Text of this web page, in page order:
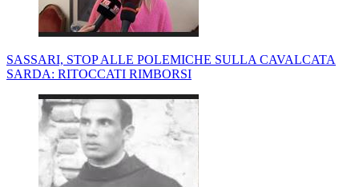
SASSARI, STOP ALLE POLEMICHE SULLA CAVALCATA
SARDA: RITOCCATI RIMBORSI